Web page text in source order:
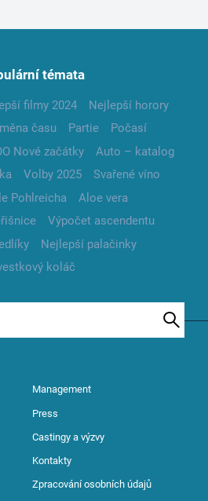
témata
filmy 2024
Nejlepší horory
času Partie
Počasí
Nové začátky
Auto – katalog
Volby 2025
Svařené víno
Pohlreicha
Aloe vera
Výpočet ascendentu
Nejlepší palačinky
koláč
Management
Press
Castingy a výzvy
Kontakty
Zpracování osobních údajů